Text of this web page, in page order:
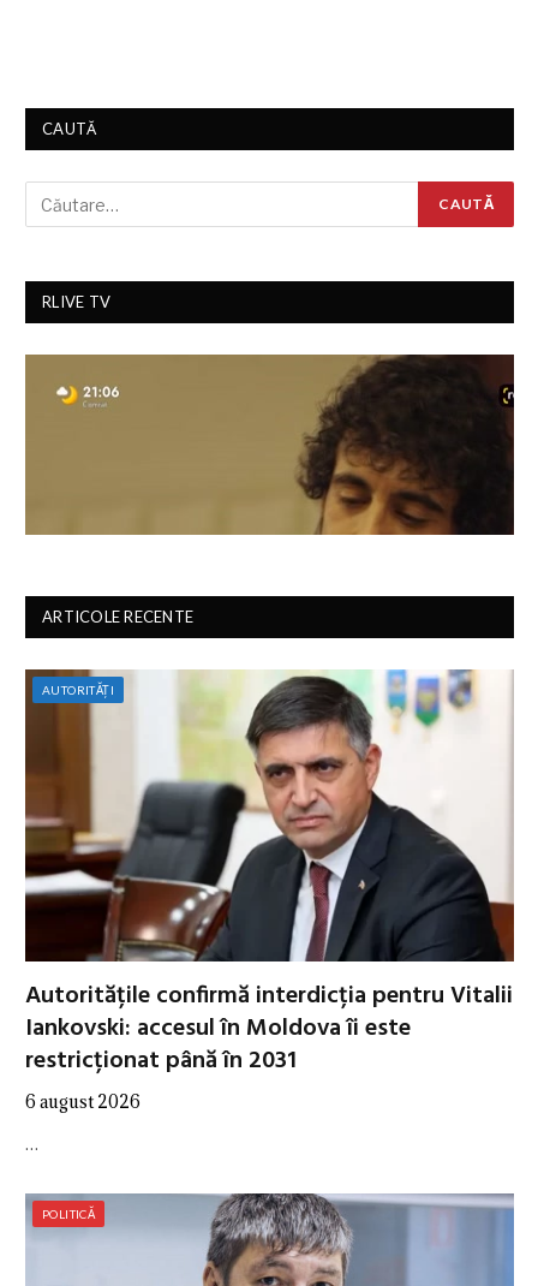
CAUTĂ
RLIVE TV
ARTICOLE RECENTE
AUTORITĂȚI
Autoritățile confirmă interdicția pentru Vitalii
Iankovski: accesul în Moldova îi este
restricționat până în 2031
6 august 2026
…
POLITICĂ